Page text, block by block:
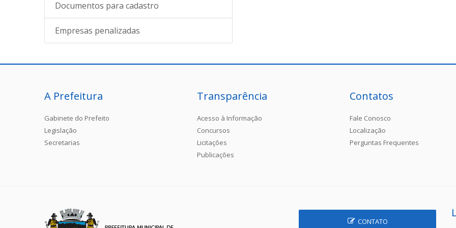
Documentos para cadastro
Empresas penalizadas
A Prefeitura
Gabinete do Prefeito
Legislação
Secretarias
Transparência
Acesso à Informação
Concursos
Licitações
Publicações
Contatos
Fale Conosco
Localização
Perguntas Frequentes
CONTATO